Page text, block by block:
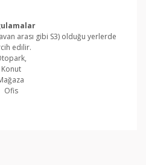
arası gibi S3) olduğu yerlerde
edilir.
Konut
Ofis